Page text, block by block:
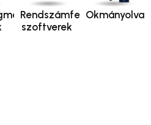
Rendszámfelismerő
szoftverek